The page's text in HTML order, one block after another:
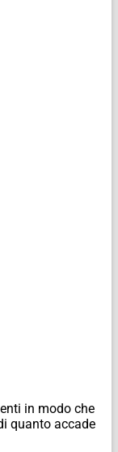
in modo che
quanto accade